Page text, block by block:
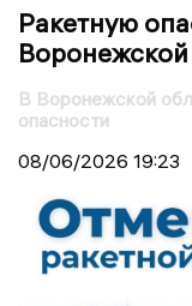
Ракетную
Воронежской
В Воронежской
опасности
08/06/2026 19:23